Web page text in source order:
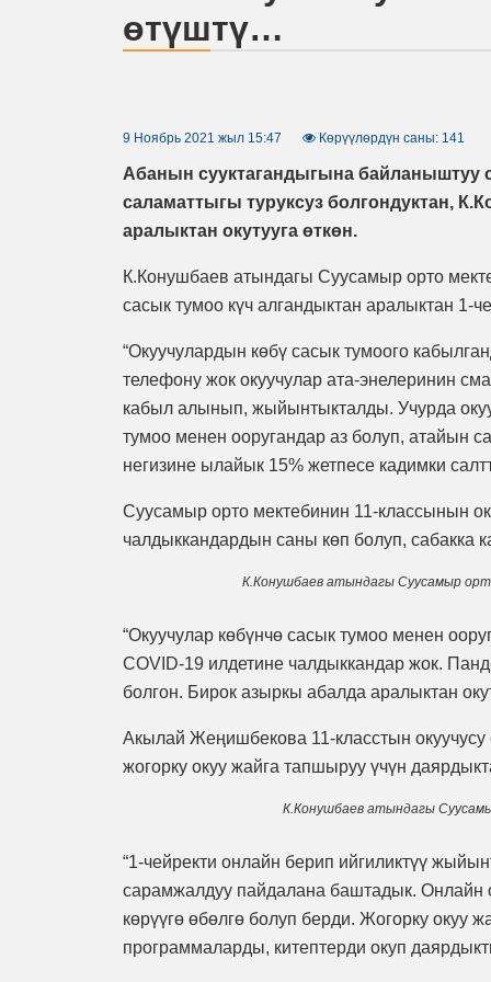
өтүштү…
9 Ноябрь 2021 жыл 15:47 Көрүүлөрдүн саны: 141
Абанын сууктагандыгына байланыштуу
саламаттыгы туруксуз болгондуктан,
аралыктан окутууга өткөн.
К.Конушбаев атындагы Суусамыр орто
сасык тумоо күч алгандыктан аралыктан
“Окуучулардын көбү сасык тумоого
телефону жок окуучулар ата-энелеринин
кабыл алынып, жыйынтыкталды. Учурда
тумоо менен ооругандар аз болуп, атайын
негизине ылайык 15% жетпесе кадимки
Суусамыр орто мектебинин 11-классынын
чалдыккандардын саны көп болуп,
К.Конушбаев атындагы Суусамыр
“Окуучулар көбүнчө сасык тумоо менен
COVID-19 илдетине чалдыккандар жок.
болгон. Бирок азыркы абалда аралыктан
Акылай Жеңишбекова 11-класстын
жогорку окуу жайга тапшыруу үчүн
К.Конушбаев атындагы
“1-чейректи онлайн берип ийгиликтүү
сарамжалдуу пайдалана баштадык. Онлайн
көрүүгө өбөлгө болуп берди. Жогорку окуу
программаларды, китептерди окуп